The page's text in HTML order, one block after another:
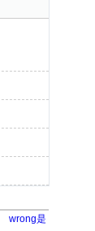
wrong是